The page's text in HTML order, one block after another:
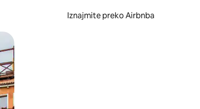
Iznajmite preko Airbnba